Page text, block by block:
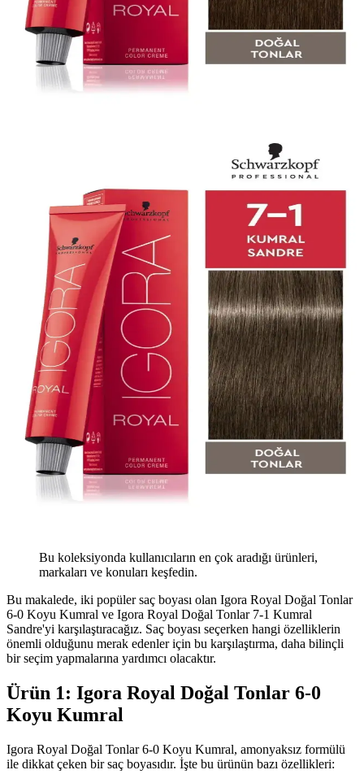
Bu koleksiyonda kullanıcıların en çok aradığı ürünleri,
markaları ve konuları keşfedin.
Bu makalede, iki popüler saç boyası olan Igora Royal Doğal Tonlar
6-0 Koyu Kumral ve Igora Royal Doğal Tonlar 7-1 Kumral
Sandre'yi karşılaştıracağız. Saç boyası seçerken hangi özelliklerin
önemli olduğunu merak edenler için bu karşılaştırma, daha bilinçli
bir seçim yapmalarına yardımcı olacaktır.
Ürün 1: Igora Royal Doğal Tonlar 6-0
Koyu Kumral
Igora Royal Doğal Tonlar 6-0 Koyu Kumral, amonyaksız formülü
ile dikkat çeken bir saç boyasıdır. İşte bu ürünün bazı özellikleri: